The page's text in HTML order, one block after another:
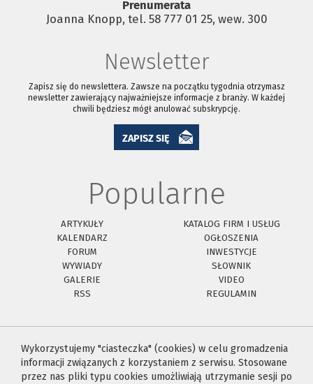
Prenumerata
Joanna Knopp, tel. 58 777 01 25, wew. 300
Newsletter
Zapisz się do newslettera. Zawsze na początku tygodnia otrzymasz
newsletter zawierający najważniejsze informacje z branży. W każdej
chwili będziesz mógł anulować subskrypcję.
ZAPISZ SIĘ
Popularne
ARTYKUŁY
KATALOG FIRM I USŁUG
KALENDARZ
OGŁOSZENIA
FORUM
INWESTYCJE
WYWIADY
SŁOWNIK
GALERIE
VIDEO
RSS
REGULAMIN
Wykorzystujemy "ciasteczka" (cookies) w celu gromadzenia
informacji związanych z korzystaniem z serwisu. Stosowane
przez nas pliki typu cookies umożliwiają utrzymanie sesji po